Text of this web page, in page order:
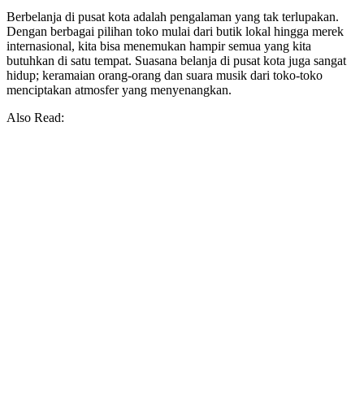
Berbelanja di pusat kota adalah pengalaman yang tak terlupakan.
Dengan berbagai pilihan toko mulai dari butik lokal hingga merek
internasional, kita bisa menemukan hampir semua yang kita
butuhkan di satu tempat. Suasana belanja di pusat kota juga sangat
hidup; keramaian orang-orang dan suara musik dari toko-toko
menciptakan atmosfer yang menyenangkan.
Also Read: